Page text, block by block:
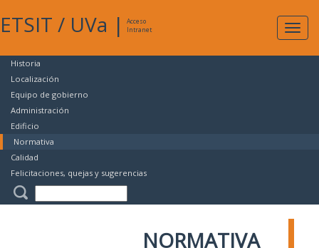
ETSIT / UVa |
Acceso
Intranet
Historia
Localización
Equipo de gobierno
Administración
Edificio
Normativa
Calidad
Felicitaciones, quejas y sugerencias
NORMATIVA